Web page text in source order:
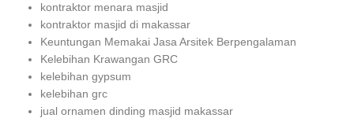
kontraktor menara masjid
kontraktor masjid di makassar
Keuntungan Memakai Jasa Arsitek Berpengalaman
Kelebihan Krawangan GRC
kelebihan gypsum
kelebihan grc
jual ornamen dinding masjid makassar